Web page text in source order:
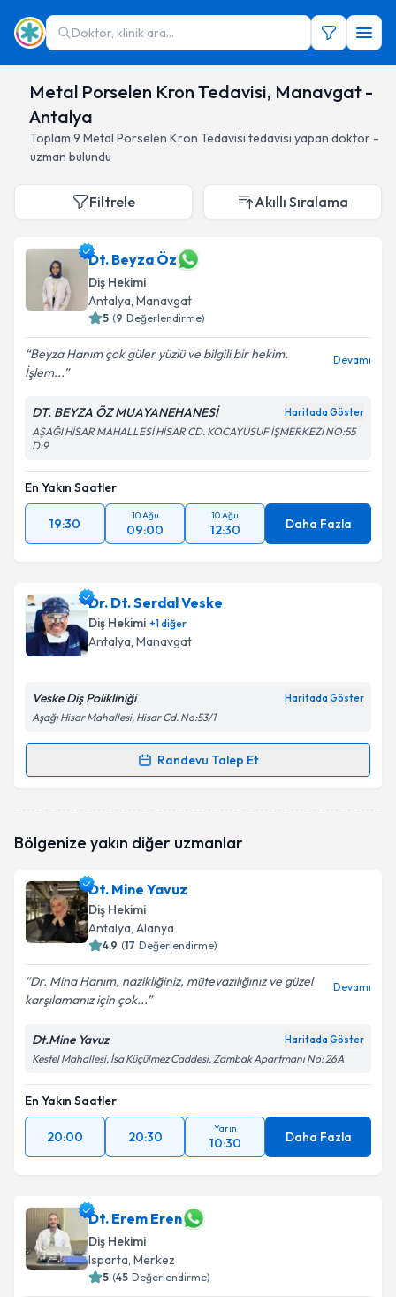
Doktor, klinik ara...
Metal Porselen Kron Tedavisi, Manavgat -
Antalya
Toplam 9 Metal Porselen Kron Tedavisi tedavisi yapan doktor -
uzman bulundu
Filtrele Akıllı Sıralama
Dt. Beyza Öz
Diş Hekimi
Antalya, Manavgat
5 (9 Değerlendirme)
Beyza Hanım çok güler yüzlü ve bilgili bir hekim.
İşlem...
Devamı
DT. BEYZA ÖZ MUAYANEHANESİ Haritada Göster
AŞAĞI HİSAR MAHALLESİ HİSAR CD. KOCAYUSUF İŞMERKEZİ NO:55
D:9
En Yakın Saatler
19:30
10 Ağu
09:00
10 Ağu
12:30 Daha Fazla
Dr. Dt. Serdal Veske
Diş Hekimi +1diğer
Antalya, Manavgat
Veske Diş Polikliniği Haritada Göster
Aşağı Hisar Mahallesi, Hisar Cd. No:53/1
Randevu Talep Et
Randevu Takvimi Talebi
oluşturun. Size bu uzmandan randevu almanız için bir
E-posta Adresiniz
Kişisel verilerimin işlenmesine ilişkinAydınlatma
Metni 'ni okudum ve kişisel verilerimin belirtilen
Bölgenize yakın diğer uzmanlar
Dt. Mine Yavuz
Diş Hekimi
Antalya, Alanya
4.9 (17 Değerlendirme)
Dr. Mina Hanım, nazikliğiniz, mütevazılığınız ve güzel
karşılamanız için çok...
Devamı
Dt.Mine Yavuz Haritada Göster
Kestel Mahallesi, İsa Küçülmez Caddesi, Zambak Apartmanı No: 26A
En Yakın Saatler
20:00 20:30
Yarın
10:30 Daha Fazla
Dt. Erem Eren
Diş Hekimi
Isparta, Merkez
5 (45 Değerlendirme)